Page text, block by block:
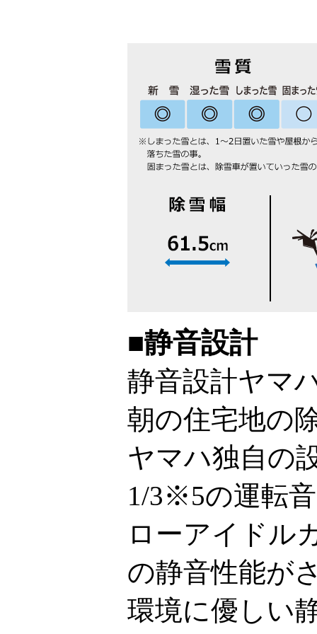
■静音設計
静音設計ヤマ
朝の住宅地の
ヤマハ独自の
1/3※5の運転
ローアイドル
の静音性能が
環境に優しい